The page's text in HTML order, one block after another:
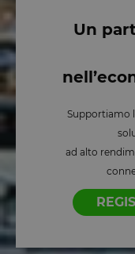
Un
Supportiamo
ad alto